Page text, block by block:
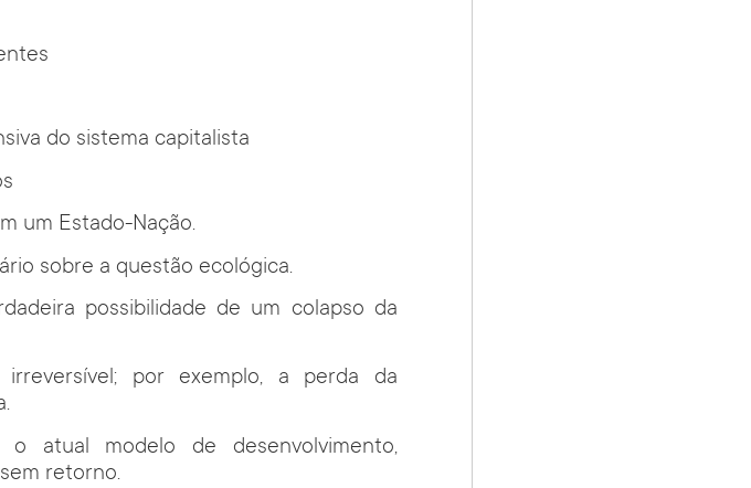
do sistema capitalista
um Estado-Nação.
sobre a questão ecológica.
possibilidade de um colapso da
por exemplo, a perda da
atual modelo de desenvolvimento,
retorno.